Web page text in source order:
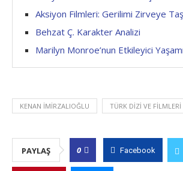
Aksiyon Filmleri: Gerilimi Zirveye
Behzat Ç. Karakter Analizi
Marilyn Monroe’nun Etkileyici Yaşamı
KENAN İMIRZALIOĞLU TÜRK DIZI VE FILMLERI
PAYLAŞ 0 Facebook